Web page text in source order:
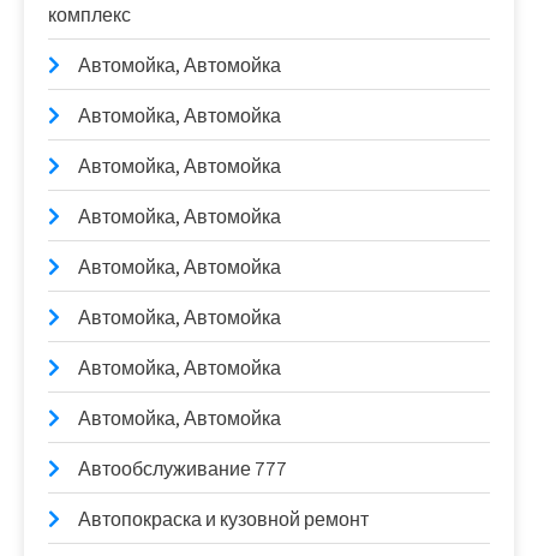
комплекс
Автомойка, Автомойка
Автомойка, Автомойка
Автомойка, Автомойка
Автомойка, Автомойка
Автомойка, Автомойка
Автомойка, Автомойка
Автомойка, Автомойка
Автомойка, Автомойка
Автообслуживание 777
Автопокраска и кузовной ремонт